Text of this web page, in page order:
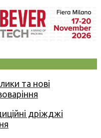
та нові
дріжджі